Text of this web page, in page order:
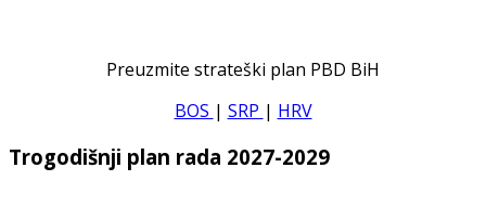
Preuzmite strateški plan PBD BiH
BOS | SRP | HRV
Trogodišnji plan rada 2027-2029